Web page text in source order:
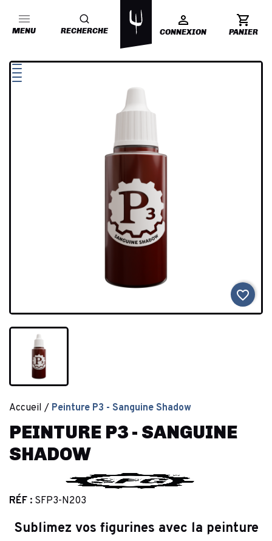
MENU RECHERCHE CONNEXION PANIER
favorite_border
Accueil Peinture P3 - Sanguine Shadow
PEINTURE P3 - SANGUINE
SHADOW
RÉF : SFP3-N203
Sublimez vos figurines avec la peinture